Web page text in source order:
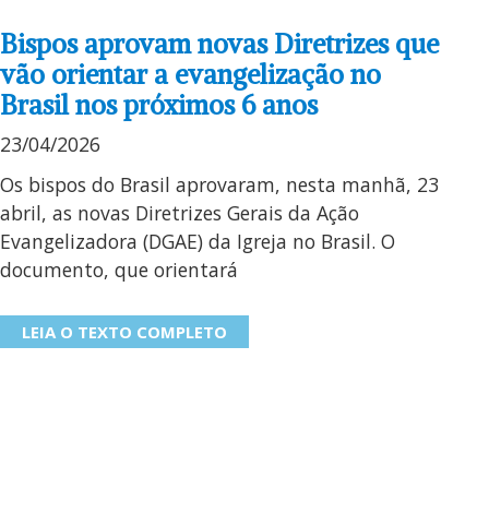
Bispos aprovam novas Diretrizes que
vão orientar a evangelização no
Brasil nos próximos 6 anos
23/04/2026
Os bispos do Brasil aprovaram, nesta manhã, 23
abril, as novas Diretrizes Gerais da Ação
Evangelizadora (DGAE) da Igreja no Brasil. O
documento, que orientará
LEIA O TEXTO COMPLETO